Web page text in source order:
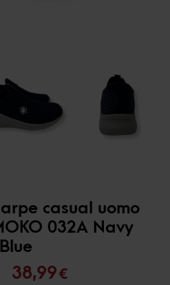
casual uomo
032A Navy
Blue
Il
38,99€